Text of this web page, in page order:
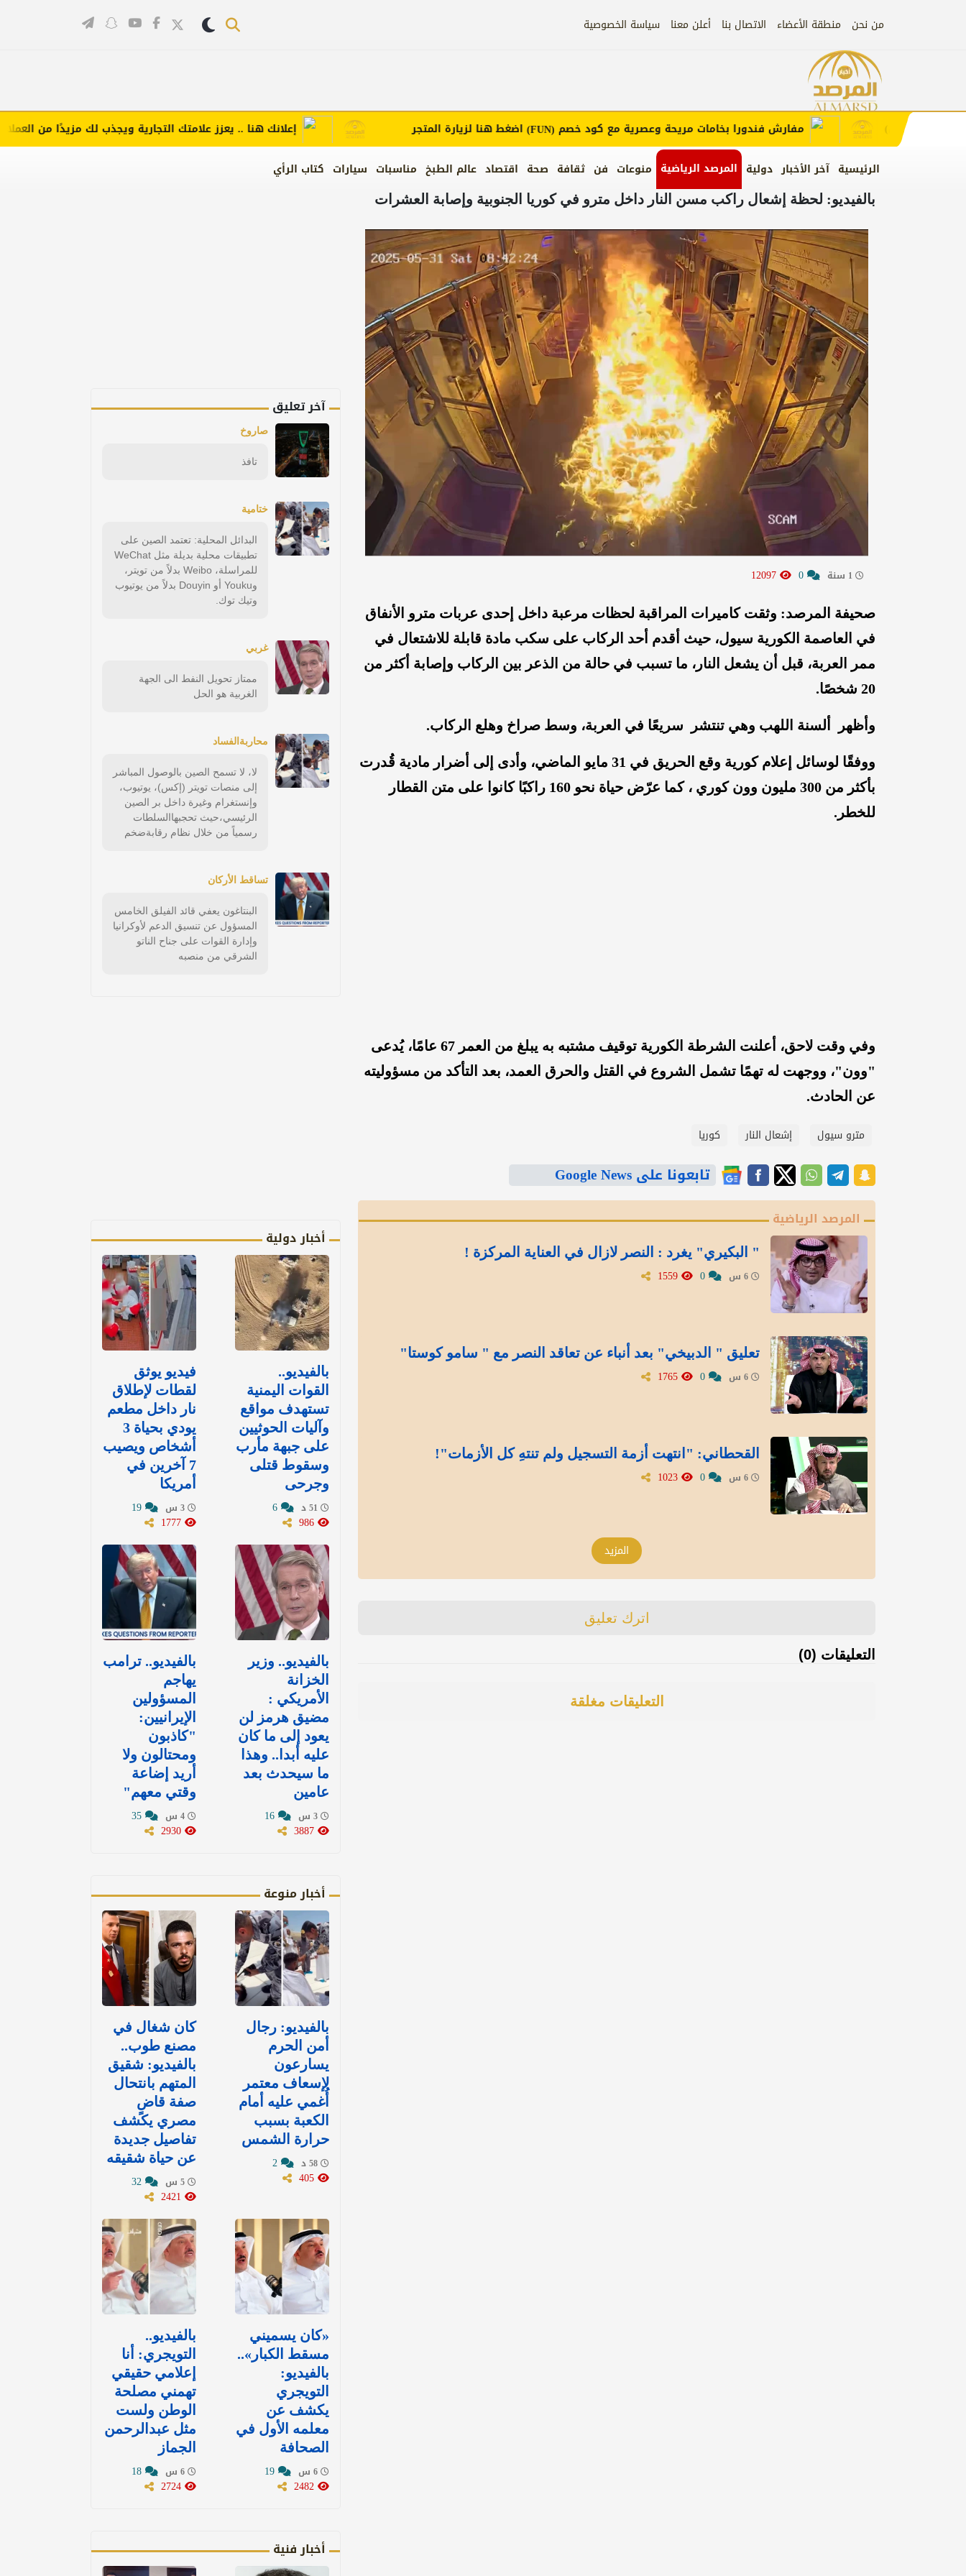
من نحن منطقة الأعضاء الاتصال بنا أعلن معنا سياسة الخصوصية
الرئيسية آخر الأخبار دولية المرصد الرياضية منوعات فن ثقافة صحة اقتصاد عالم الطبخ مناسبات سيارات كتاب الرأي
إعلانك هنا .. يعزز علامتك التجارية ويجذب لك مزيدًا من العملاء مفارش فندورا بخامات مريحة وعصرية مع كود خصم (FUN) اضغط هنا لزيارة المتجر
بالفيديو: لحظة إشعال راكب مسن النار داخل مترو في كوريا الجنوبية وإصابة العشرات
صحيفة المرصد: وثقت كاميرات المراقبة لحظات مرعبة داخل إحدى عربات مترو الأنفاق
في العاصمة الكورية سيول، حيث أقدم أحد الركاب على سكب مادة قابلة للاشتعال في
ممر العربة، قبل أن يشعل النار، ما تسبب في حالة من الذعر بين الركاب وإصابة أكثر من
20 شخصًا.
وأظهر ألسنة اللهب وهي تنتشر سريعًا في العربة، وسط صراخ وهلع الركاب.
ووفقًا لوسائل إعلام كورية وقع الحريق في 31 مايو الماضي، وأدى إلى أضرار مادية قُدرت
بأكثر من 300 مليون وون كوري ، كما عرّض حياة نحو 160 راكبًا كانوا على متن القطار
للخطر.
وفي وقت لاحق، أعلنت الشرطة الكورية توقيف مشتبه به يبلغ من العمر 67 عامًا، يُدعى
"وون"، ووجهت له تهمًا تشمل الشروع في القتل والحرق العمد، بعد التأكد من مسؤوليته
عن الحادث.
مترو سيول إشعال النار كوريا
تابعونا على Google News
المرصد الرياضية
" البكيري" يغرد : النصر لازال في العناية المركزة !
تعليق " الدبيخي" بعد أنباء عن تعاقد النصر مع " سامو كوستا"
القحطاني: "انتهت أزمة التسجيل ولم تنتهِ كل الأزمات"!
المزيد
اترك تعليق
التعليقات (0)
التعليقات مغلقة
آخر تعليق
صاروخ
تافذ
ختامية
البدائل المحلية: تعتمد الصين على
تطبيقات محلية بديلة مثل WeChat
للمراسلة، Weibo بدلاً من تويتر،
وYouku أو Douyin بدلاً من يوتيوب
وتيك توك.
غربي
ممتاز تحويل النفط الى الجهة
الغربية هو الحل
محاربةالفساد
لا، لا تسمح الصين بالوصول المباشر
إلى منصات تويتر (إكس)، يوتيوب،
وإنستغرام وغيرة داخل بر الصين
الرئيسي،حيث تحجبهاالسلطات
رسمياً من خلال نظام رقابةضخم
تساقط الأركان
البنتاغون يعفي قائد الفيلق الخامس
المسؤول عن تنسيق الدعم لأوكرانيا
وإدارة القوات على جناح الناتو
الشرقي من منصبه
أخبار دولية
بالفيديو..
القوات اليمنية
تستهدف مواقع
وآليات الحوثيين
على جبهة مأرب
وسقوط قتلى
وجرحى
فيديو يوثق
لقطات لإطلاق
نار داخل مطعم
يودي بحياة 3
أشخاص ويصيب
7 آخرين في
أمريكا
بالفيديو.. وزير
الخزانة
الأمريكي :
مضيق هرمز لن
يعود إلى ما كان
عليه أبدا.. وهذا
ما سيحدث بعد
عامين
بالفيديو.. ترامب
يهاجم
المسؤولين
الإيرانيين:
"كاذبون
ومحتالون ولا
أريد إضاعة
وقتي معهم"
أخبار منوعة
بالفيديو: رجال
أمن الحرم
يسارعون
لإسعاف معتمر
أُغمي عليه أمام
الكعبة بسبب
حرارة الشمس
كان شغال في
مصنع طوب..
بالفيديو: شقيق
المتهم بانتحال
صفة قاضٍ
مصري يكشف
تفاصيل جديدة
عن حياة شقيقه
«كان يسميني
مسقط الكبار»..
بالفيديو:
التويجري
يكشف عن
معلمه الأول في
الصحافة
بالفيديو..
التويجري: أنا
إعلامي حقيقي
تهمني مصلحة
الوطن ولست
مثل عبدالرحمن
الجماز
أخبار فنية